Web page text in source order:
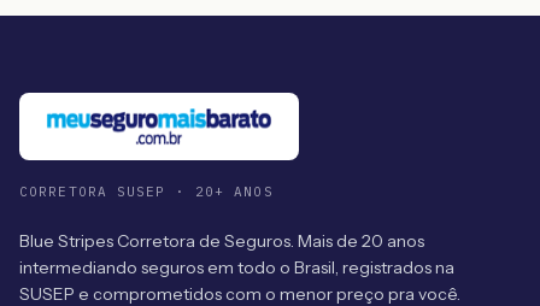
CORRETORA SUSEP · 20+ ANOS
Blue Stripes Corretora de Seguros. Mais de 20 anos
intermediando seguros em todo o Brasil, registrados na
SUSEP e comprometidos com o menor preço pra você.